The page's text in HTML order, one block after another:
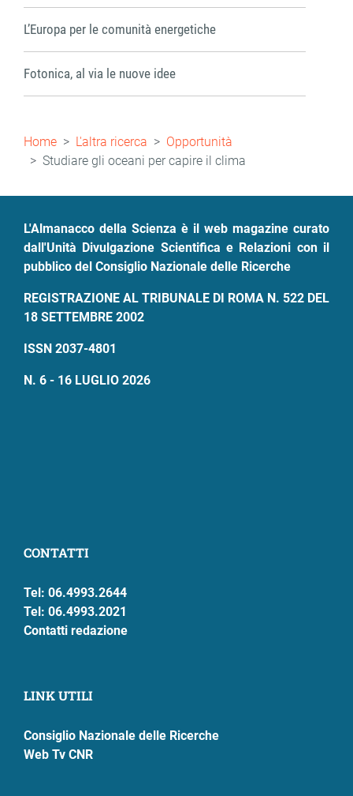
L’Europa per le comunità energetiche
Fotonica, al via le nuove idee
Briciole
di
pane
Home L'altra ricerca
Opportunità
Studiare gli oceani per capire il clima
L'Almanacco della Scienza è il web magazine curato
dall'Unità Divulgazione Scientifica e Relazioni con il
pubblico del Consiglio Nazionale delle Ricerche
REGISTRAZIONE AL TRIBUNALE DI ROMA N. 522 DEL
18 SETTEMBRE 2002
ISSN 2037-4801
N. 6 - 16 LUGLIO 2026
CONTATTI
Tel: 06.4993.2644
Tel: 06.4993.2021
Contatti redazione
LINK UTILI
Consiglio Nazionale delle Ricerche
Web Tv CNR